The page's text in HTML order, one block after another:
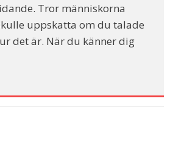
Tror människorna
uppskatta om du talade
det är. När du känner dig